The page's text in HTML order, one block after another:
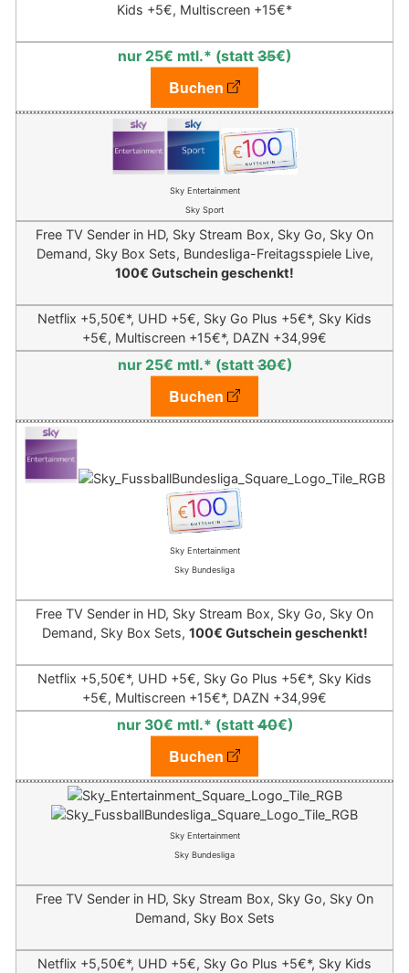
Kids +5€, Multiscreen +15€*
nur 25€ mtl.* (statt 35€)
Buchen
Sky Entertainment
Sky Sport
Free TV Sender in HD, Sky Stream Box, Sky Go, Sky On
Demand, Sky Box Sets, Bundesliga-Freitagsspiele Live,
100€ Gutschein geschenkt!
Netflix +5,50€*, UHD +5€, Sky Go Plus +5€*, Sky Kids
+5€, Multiscreen +15€*, DAZN +34,99€
nur 25€ mtl.* (statt30€)
Buchen
Sky Entertainment
Sky Bundesliga
Free TV Sender in HD, Sky Stream Box, Sky Go, Sky On
Demand, Sky Box Sets, 100€ Gutschein geschenkt!
Netflix +5,50€*, UHD +5€, Sky Go Plus +5€*, Sky Kids
+5€, Multiscreen +15€*, DAZN +34,99€
nur 30€ mtl.* (statt40€)
Buchen
Sky Entertainment
Sky Bundesliga
Free TV Sender in HD, Sky Stream Box, Sky Go, Sky On
Demand, Sky Box Sets
Netflix +5,50€*, UHD +5€, Sky Go Plus +5€*, Sky Kids